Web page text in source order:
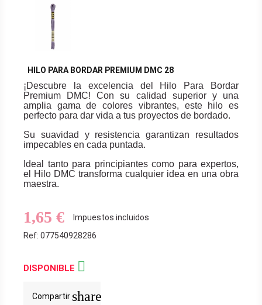
HILO PARA BORDAR PREMIUM DMC 28
¡Descubre la excelencia del Hilo Para Bordar
Premium DMC! Con su calidad superior y una
amplia gama de colores vibrantes, este hilo es
perfecto para dar vida a tus proyectos de bordado.
Su suavidad y resistencia garantizan resultados
impecables en cada puntada.
Ideal tanto para principiantes como para expertos,
el Hilo DMC transforma cualquier idea en una obra
maestra.
1,65 €
Impuestos incluidos
Ref: 077540928286
DISPONIBLE 
Compartir share